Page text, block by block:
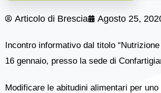
Articolo di Brescia Agosto 25,
Incontro informativo dal titolo
16 gennaio, presso la sede di
Modificare le abitudini alimentari per